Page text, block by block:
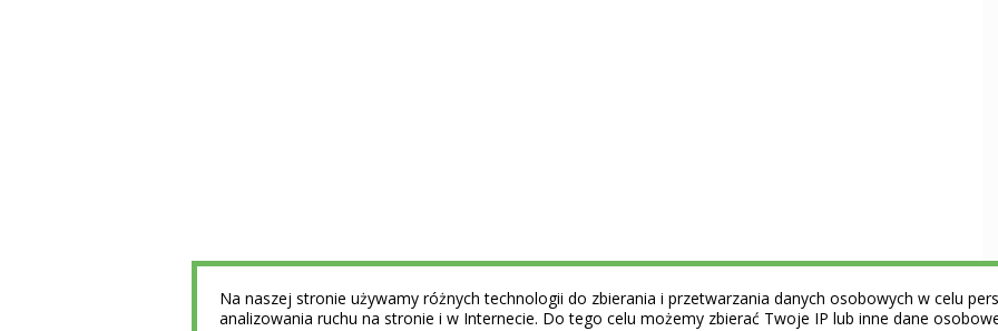
Na naszej stronie używamy różnych technologii do zbierania i przetwarzania danych osobowych w celu
analizowania ruchu na stronie i w Internecie. Do tego celu możemy zbierać Twoje IP lub inne dane